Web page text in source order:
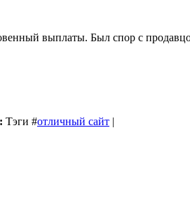
выплаты. Был спор с
Тэги #отличный сайт |